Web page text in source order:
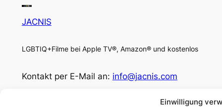
Einwilligung
JACNIS
LGBTIQ+Filme bei Apple TV®, Amazon® und kostenlos
Kontakt per E-Mail an: info@jacnis.com